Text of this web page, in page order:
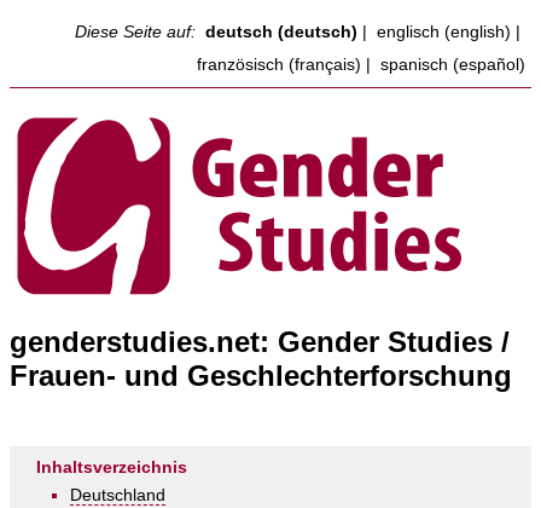
Diese Seite auf: deutsch (deutsch) englisch (english)
französisch (français)
spanisch (español)
genderstudies.net: Gender Studies /
Frauen- und Geschlechterforschung
Inhaltsverzeichnis
Deutschland